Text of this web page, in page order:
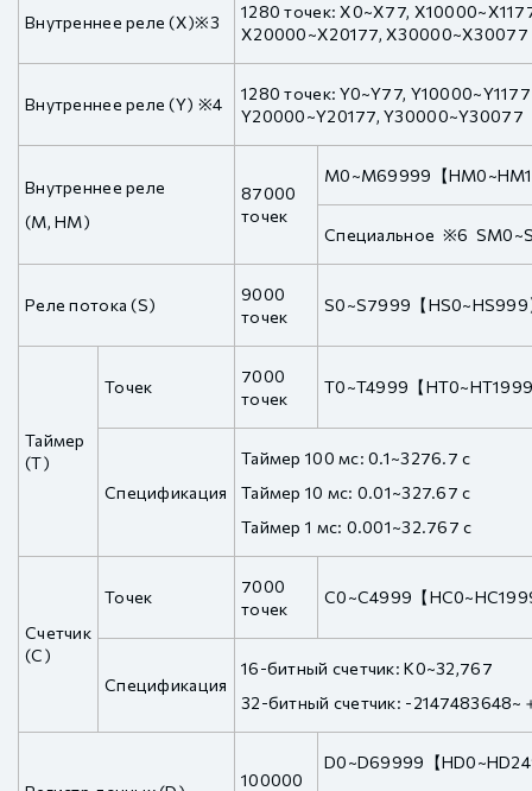
Внутреннее реле (X)※3
1280 точек: X0~X77,
X20000~X20177, X30000~X30077
Внутреннее реле (Y) ※4
1280 точек: Y0~Y77,
Y20000~Y20177, Y30000~Y30077
Внутреннее реле
(M, HM)
87000
точек
M0~M69999【
Специальное ※6
Реле потока (S)
9000
точек
S0~S7999【HS0~HS999
Таймер
(T)
Точек
7000
точек
T0~T4999【
Спецификация
Таймер 100 мс: 0.1~3276.7 с
Таймер 10 мс: 0.01~327.67 с
Таймер 1 мс: 0.001~32.767 с
Счетчик
(C)
Точек
7000
точек
C0~C4999【
Спецификация
16-битный счетчик: K0~32,767
32-битный счетчик: -2147483648~
100000
D0~D69999【